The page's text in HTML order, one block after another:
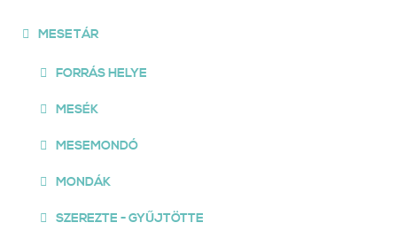
MESETÁR
FORRÁS HELYE
MESÉK
MESEMONDÓ
MONDÁK
SZEREZTE - GYŰJTÖTTE